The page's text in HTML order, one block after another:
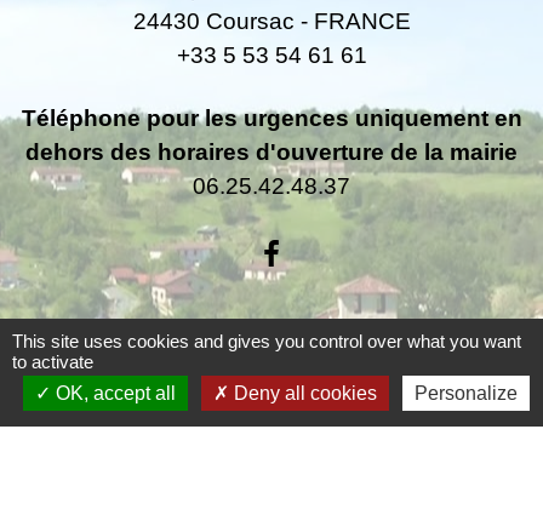
24430 Coursac - FRANCE
+33 5 53 54 61 61
Téléphone pour les urgences uniquement en
dehors des horaires d'ouverture de la mairie
06.25.42.48.37
Liens
Grand Périgueux
This site uses cookies and gives you control over what you want
to activate
OK, accept all
Deny all cookies Personalize